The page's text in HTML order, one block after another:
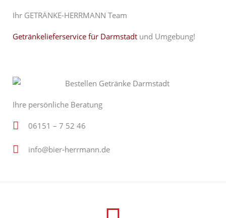
Ihr GETRÄNKE-HERRMANN Team
Getränkelieferservice für Darmstadt und Umgebung!
Ihre persönliche Beratung
06151 – 7 52 46
info@bier-herrmann.de